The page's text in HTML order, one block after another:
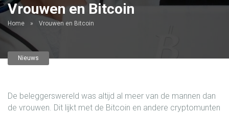
Vrouwen en Bitcoin
Home » Vrouwen en Bitcoin
Nieuws
De beleggerswereld was altijd al meer van de mannen dan
de vrouwen. Dit lijkt met de Bitcoin en andere cryptomunten